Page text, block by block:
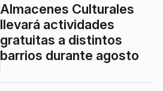
Almacenes Culturales
llevará actividades
gratuitas a distintos
barrios durante agosto